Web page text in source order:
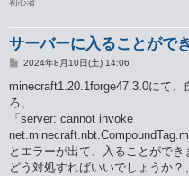
初心者
サーバーに入ることがで
投
記
2024年8月10日(土) 14:06
minecraft1.20.1forge47.3.0にて
ろ、
「server: cannot invoke
とエラーが出て、入ることができ
どう対処すればいいでしょうか